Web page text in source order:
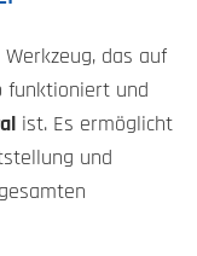
das auf
funktioniert und
ist. Es ermöglicht
und